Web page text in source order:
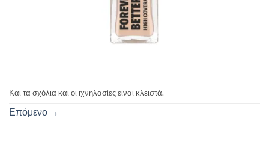
Και τα σχόλια και οι ιχνηλασίες είναι κλειστά.
Επόμενο →